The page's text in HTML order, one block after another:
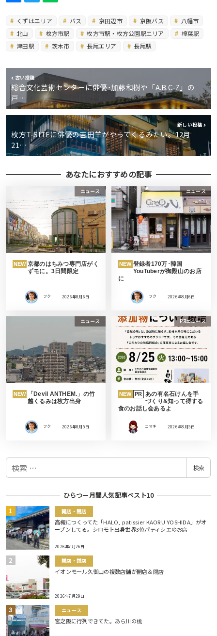
くずはエリア バス 京田辺市 京阪バス
八幡市
北山
枚方市駅 枚方市駅・枚方公園駅エリア
樟葉駅
津田駅
茨木市 長尾エリア 長尾駅
古い投稿
総合文化芸術センターに俳優･加藤和樹や「A.B.C-Z」の
戸…
新しい投稿
枚方T-SITEに俳優の吉田羊がやってくるみたい。12月
21…
あなたにおすすめの記事
ニュース
NEW 京都のはちみつ専門店がく
ずモに。3日間限定
フク 2026年8月6日
ニュース
NEW 登録者170万･韓国
YouTuberが御殿山のお店
に
フク 2026年8月6日
ニュース
NEW
「Devil ANTHEM.」の竹
越くるみは枚方出身
フク 2026年8月5日
PRニュース
NEW PR
あの有名石けんを手
づくり&知って得する
食のお話し会あるよ
コマキ 2026年8月5日
検
検索
ひらつー月間人気記事ベスト10
開店・閉店
高槻につくってた「HALO, patissier KAORU YOSHIDA」がオ
ープンしてる。シロモト出身世界3位パティシエのお店
2026年7月26日
開店・閉店
イオンモール久御山の複数店舗が開店＆閉店
2026年7月29日
ニュース
宮之阪に行列できてた。あら川の桃